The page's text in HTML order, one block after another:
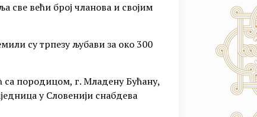
све већи број чланова и својим
су трпезу љубави за око 300
породицом, г. Младену Бућану,
у Словенији снабдева